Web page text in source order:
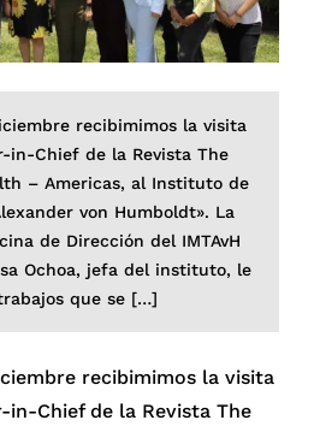
recibimimos la visita
in-Chief de la Revista The
– Americas, al Instituto de
von Humboldt». La
de Dirección del IMTAvH
Ochoa, jefa del instituto, le
que se […]
recibimimos la visita
in-Chief de la Revista The